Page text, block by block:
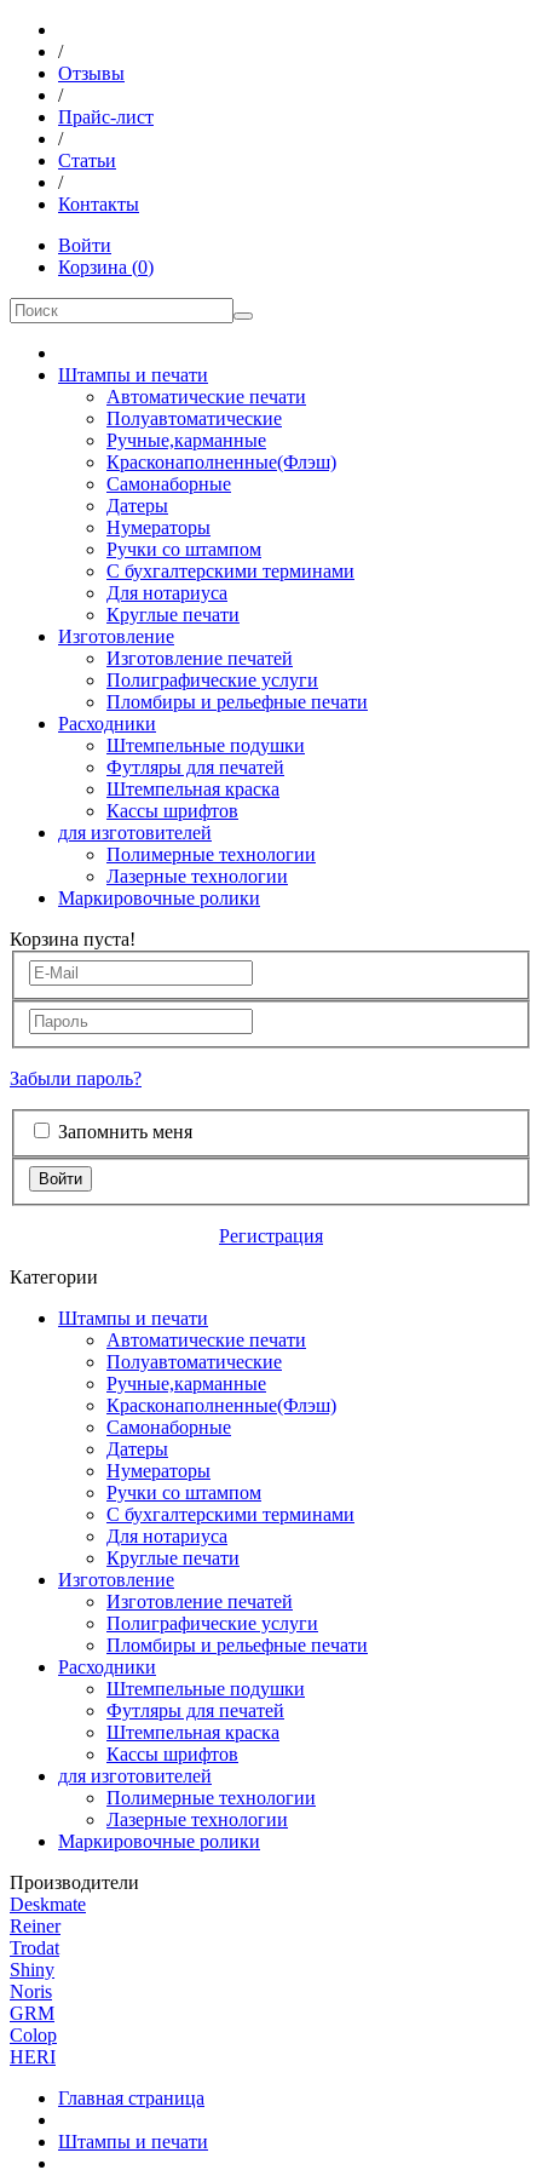
/
Отзывы
/
Прайс-лист
/
Статьи
/
Контакты
Войти
Корзина (0)
Штампы и печати
Автоматические печати
Полуавтоматические
Ручные,карманные
Красконаполненные(Флэш)
Самонаборные
Датеры
Нумераторы
Ручки со штампом
С бухгалтерскими терминами
Для нотариуса
Круглые печати
Изготовление
Изготовление печатей
Полиграфические услуги
Пломбиры и рельефные печати
Расходники
Штемпельные подушки
Футляры для печатей
Штемпельная краска
Кассы шрифтов
для изготовителей
Полимерные технологии
Лазерные технологии
Маркировочные ролики
Корзина пуста!
Забыли пароль?
Запомнить меня
Войти
Регистрация
Категории
Штампы и печати
Автоматические печати
Полуавтоматические
Ручные,карманные
Красконаполненные(Флэш)
Самонаборные
Датеры
Нумераторы
Ручки со штампом
С бухгалтерскими терминами
Для нотариуса
Круглые печати
Изготовление
Изготовление печатей
Полиграфические услуги
Пломбиры и рельефные печати
Расходники
Штемпельные подушки
Футляры для печатей
Штемпельная краска
Кассы шрифтов
для изготовителей
Полимерные технологии
Лазерные технологии
Маркировочные ролики
Производители
Deskmate
Reiner
Trodat
Shiny
Noris
GRM
Colop
HERI
Главная страница
Штампы и печати